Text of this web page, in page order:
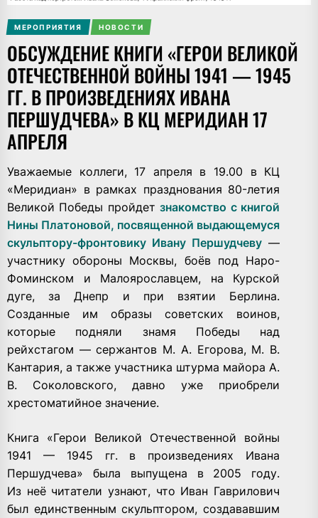
МЕРОПРИЯТИЯ НОВОСТИ
ОБСУЖДЕНИЕ КНИГИ «ГЕРОИ ВЕЛИКОЙ
ОТЕЧЕСТВЕННОЙ ВОЙНЫ 1941 — 1945
ГГ. В ПРОИЗВЕДЕНИЯХ ИВАНА
ПЕРШУДЧЕВА» В КЦ МЕРИДИАН 17
АПРЕЛЯ
Уважаемые коллеги, 17 апреля в 19.00 в КЦ
«Меридиан» в рамках празднования 80-летия
Великой Победы пройдетзнакомство с книгой
Нины Платоновой, посвященной выдающемуся
скульптору-фронтовику Ивану Першудчеву —
участнику обороны Москвы, боёв под Наро-
Фоминском и Малоярославцем, на Курской
дуге, за Днепр и при взятии Берлина.
Созданные им образы советских воинов,
которые подняли знамя Победы над
рейхстагом — сержантов М. А. Егорова, М. В.
Кантария, а также участника штурма майора А.
В. Соколовского, давно уже приобрели
хрестоматийное значение.
Книга «Герои Великой Отечественной войны
1941 — 1945 гг. в произведениях Ивана
Першудчева» была выпущена в 2005 году.
Из неё читатели узнают, что Иван Гаврилович
был единственным скульптором, создававшим